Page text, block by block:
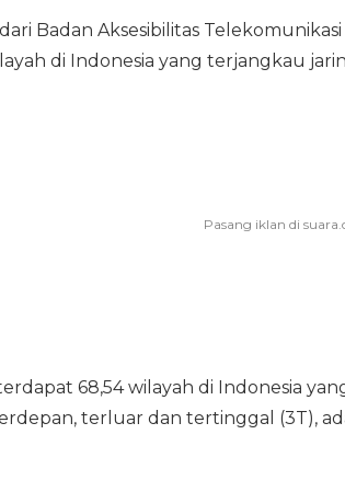
Badan Aksesibilitas
di Indonesia yang terjangkau
68,54 wilayah di Indonesia
terluar dan tertinggal (3T),